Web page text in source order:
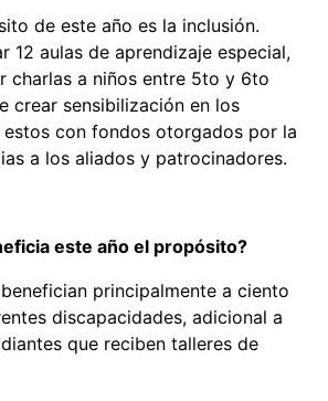
de este año es la inclusión.
12 aulas de aprendizaje especial,
charlas a niños entre 5to y 6to
crear sensibilización en los
estos con fondos otorgados por la
a los aliados y patrocinadores.
este año el propósito?
principalmente a ciento
discapacidades, adicional a
que reciben talleres de